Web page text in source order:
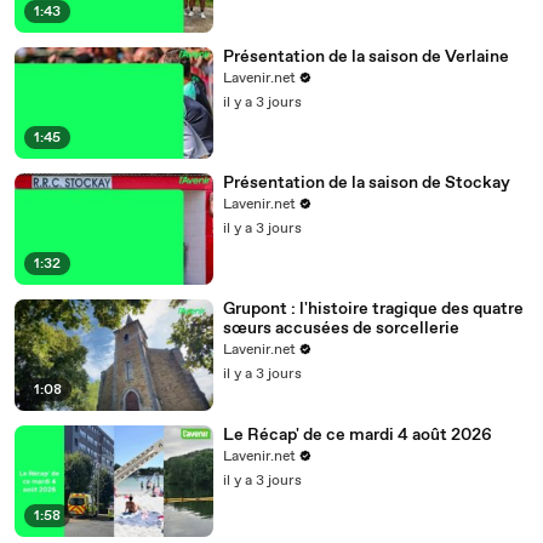
1:43
1:45
Présentation de la saison de Verlaine
Lavenir.net
il y a 3 jours
1:32
Présentation de la saison de Stockay
Lavenir.net
il y a 3 jours
1:08
Grupont : l'histoire tragique des quatre
sœurs accusées de sorcellerie
Lavenir.net
il y a 3 jours
1:58
Le Récap' de ce mardi 4 août 2026
Lavenir.net
il y a 3 jours